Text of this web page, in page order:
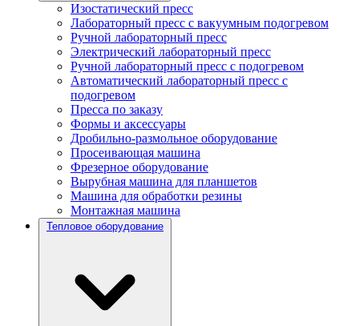
Изостатический пресс
Лабораторный пресс с вакуумным подогревом
Ручной лабораторный пресс
Электрический лабораторный пресс
Ручной лабораторный пресс с подогревом
Автоматический лабораторный пресс с
подогревом
Пресса по заказу
Формы и аксессуары
Дробильно-размольное оборудование
Просеивающая машина
Фрезерное оборудование
Вырубная машина для планшетов
Машина для обработки резины
Монтажная машина
Тепловое оборудование